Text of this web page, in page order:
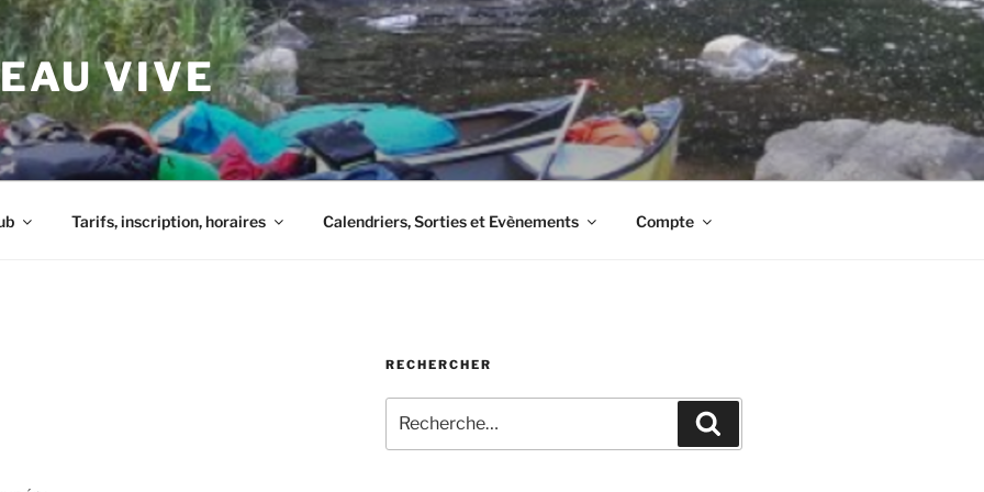
VIVE
Tarifs, inscription, horaires Calendriers, Sorties et Evènements Compte
RECHERCHER
pour
: